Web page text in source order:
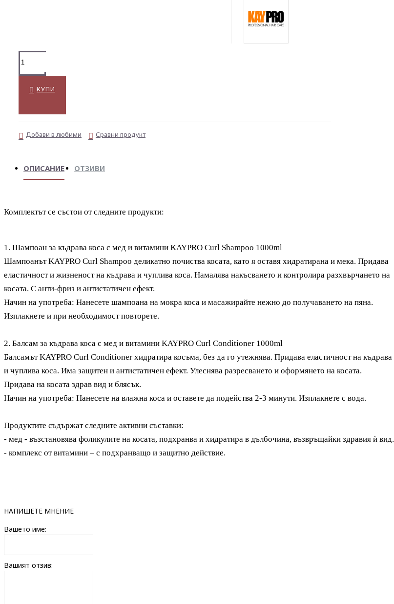
КУПИ
Добави в любими Сравни продукт
ОПИСАНИЕ ОТЗИВИ
Комплектът се състои от следните продукти:
1. Шампоан за къдрава коса с мед и витамини KAYPRO Curl Shampoo 1000ml
Шампоанът KAYPRO Curl Shampoo деликатно почиства косата, като я оставя хидратирана и мека. Придава
еластичност и жизненост на къдрава и чуплива коса. Намалява накъсването и контролира разхвърчането на
косата. С анти-фриз и антистатичен ефект.
Начин на употреба: Нанесете шампоана на мокра коса и масажирайте нежно до получаването на пяна.
Изплакнете и при необходимост повторете.
2. Балсам за къдрава коса с мед и витамини KAYPRO Curl Conditioner 1000ml
Балсамът KAYPRO Curl Conditioner хидратира косъма, без да го утежнява. Придава еластичност на къдрава
и чуплива коса. Има защитен и антистатичен ефект. Улеснява разресването и оформянето на косата.
Придава на косата здрав вид и блясък.
Начин на употреба: Нанесете на влажна коса и оставете да подейства 2-3 минути. Изплакнете с вода.
Продуктите съдържатследните активни съставки:
- мед - възстановява фоликулите на косата, подхранва и хидратира в дълбочина, възвръщайки здравия ѝ вид.
- комплекс от витамини – с подхранващо и защитно действие.
НАПИШЕТЕ МНЕНИЕ
Вашето име:
Вашият отзив: